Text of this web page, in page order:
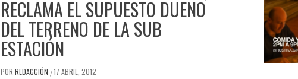
RECLAMA EL SUPUESTO DUEÑO
DEL TERRENO DE LA SUB
ESTACIÓN
POR REDACCIÓN /17 ABRIL, 2012